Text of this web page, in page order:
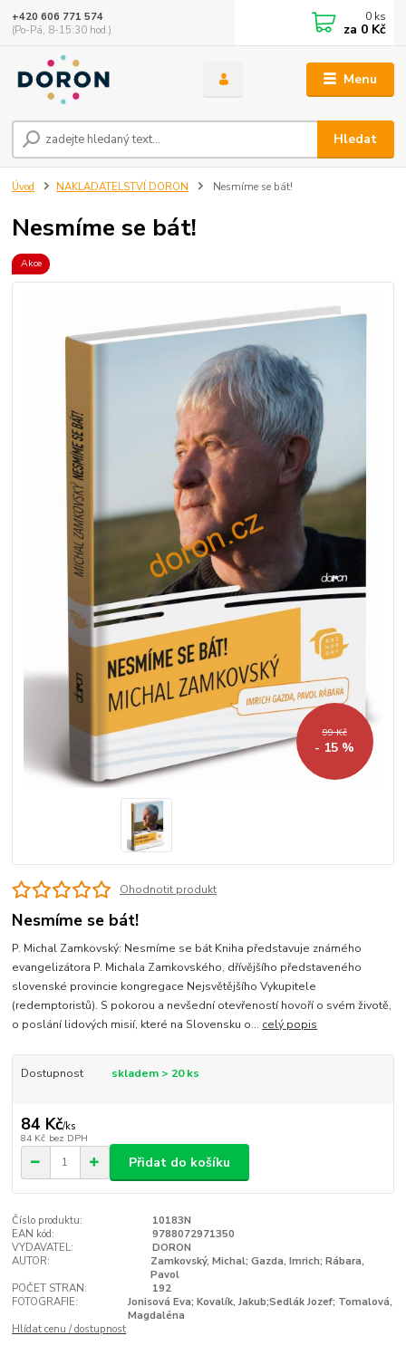
Menu
Hledat
+420 606 771 574
(Po-Pá, 8-15:30 hod.)
0 ks
za 0 Kč
Úvod NAKLADATELSTVÍ DORON Nesmíme se bát!
Nesmíme se bát!
Akce
99 Kč
- 15 %
Ohodnotit produkt
Nesmíme se bát!
P. Michal Zamkovský: Nesmíme se bát Kniha představuje známého
evangelizátora P. Michala Zamkovského, dřívějšího představeného
slovenské provincie kongregace Nejsvětějšího Vykupitele
(redemptoristů). S pokorou a nevšední otevřeností hovoří o svém životě,
o poslání lidových misií, které na Slovensku o... celý popis
Dostupnost skladem > 20 ks
84 Kč/ks
84 Kč bez DPH
Přidat do košíku
Číslo produktu:
10183N
EAN kód:
9788072971350
VYDAVATEL:
DORON
AUTOR:
Zamkovský, Michal; Gazda, Imrich; Rábara,
Pavol
POČET STRAN:
192
FOTOGRAFIE:
Jonisová Eva; Kovalík, Jakub;Sedlák Jozef; Tomalová,
Magdaléna
Hlídat cenu / dostupnost